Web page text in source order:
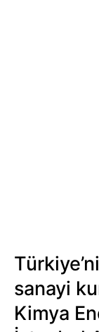
sanayi
Kimya